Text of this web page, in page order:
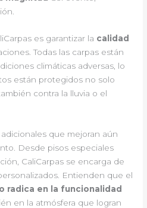
es garantizar la calidad
Todas las carpas están
climáticas adversas, lo
están protegidos no solo
contra la lluvia o el
que mejoran aún
Desde pisos especiales
CaliCarpas se encarga de
Entienden que el
radica en la funcionalidad
en la atmósfera que logran